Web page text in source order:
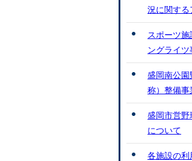
況に関する
スポーツ施
ングライツ
盛岡南公園
称）整備事
盛岡市営野
について
各施設の利